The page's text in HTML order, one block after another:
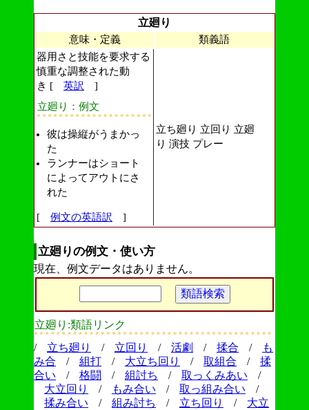
立廻り
意味・定義
類義語
器用さと技能を要求する
慎重な調整された動
き [
英訳
]
立廻り：例文
彼は操縦がうまかっ
た
ランナーはショート
によってアウトにさ
れた
[ 例文の英語訳 ]
立ち廻り 立回り 立廻
り 演技 プレー
立廻りの例文・使い方
現在、例文データはありません。
立廻り:類語リンク
/
立ち廻り / 立回り / 活劇 / 揉合 /
も
み合
/ 組打 / 大立ち回り / 取組合 /
揉
合い
/ 格闘 / 組討ち / 取っくみあい
/
大立回り
/ もみ合い / 取っ組み合い
/
揉み合い
/ 組み討ち / 立ち回り /
大立